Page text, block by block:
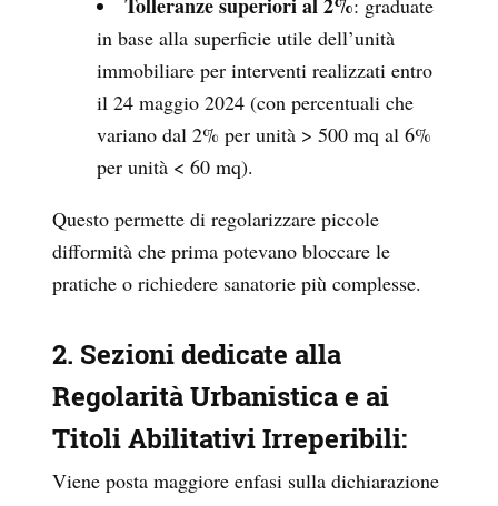
Tolleranze superiori al 2%: graduate
in base alla superficie utile dell’unità
immobiliare per interventi realizzati entro
il 24 maggio 2024 (con percentuali che
variano dal 2% per unità > 500 mq al 6%
per unità < 60 mq).
Questo permette di regolarizzare piccole
difformità che prima potevano bloccare le
pratiche o richiedere sanatorie più complesse.
2. Sezioni dedicate alla
Regolarità Urbanistica e ai
Titoli Abilitativi Irreperibili:
Viene posta maggiore enfasi sulla dichiarazione